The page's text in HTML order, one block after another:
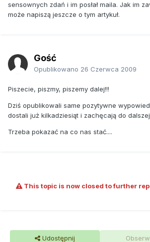
sensownych zdań i im posłał maila. Jak im
może napiszą jeszcze o tym artykuł.
Gość
Opublikowano 26 Czerwca 2009
Piszecie, piszmy, piszemy dalej!!!
Dziś opublikowali same pozytywne
dostali już kilkadziesiąt i zachęcają do
Trzeba pokazać na co nas stać....
This topic is now closed to further
Udostępnij